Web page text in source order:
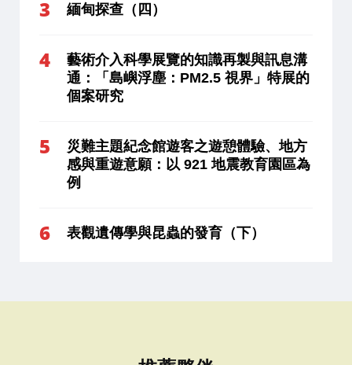
緬甸探查（四）
藝術介入科學展覽的知識再製與訊息溝
通：「島嶼浮塵：PM2.5 視界」特展的
個案研究
災難主題紀念館遊客之遊憩體驗、地方
感與重遊意願：以 921 地震教育園區為
例
表觀遺傳學與昆蟲的發育（下）